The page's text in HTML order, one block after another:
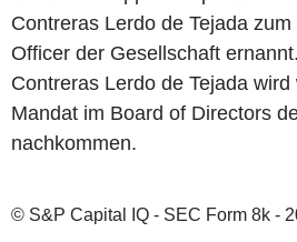
Contreras Lerdo de Tejada
Officer der Gesellschaft
Contreras Lerdo de Tejada
Mandat im Board of Directors
nachkommen.
© S&P Capital IQ - SEC Form 8k -